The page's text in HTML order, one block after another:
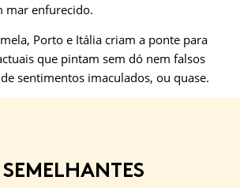
mar enfurecido.
Porto e Itália criam a ponte para
que pintam sem dó nem falsos
sentimentos imaculados, ou quase.